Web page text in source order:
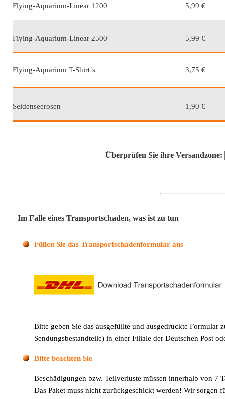
Flying-Aquarium-Linear 1200 5,99 €
Flying-Aquarium-Linear 2500 5,99 €
Flying-Aquarium T-Shirt`s 3,75 €
Seidenseerosen 1,90 €
Überprüfen Sie ihre Versandzone:
Im Falle eines Transportschaden, was ist zu tun
Füllen Sie das Transportschadenformular aus
Bitte geben Sie das ausgefüllte und ausgedruckte
Sendungsbestandteile) in einer Filiale der Deutschen Post
Bitte beachten Sie
Beschädigungen bzw. Teilverluste müssen innerhalb von 7
Das Paket muss nicht zurückgeschickt werden! Wir sorgen